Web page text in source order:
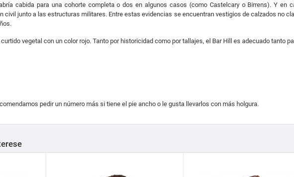
cabida para una cohorte completa o dos en algunos casos (como Castelcary o Birrens). Y en
civil junto a las estructuras militares. Entre estas evidencias se encuentran vestigios de calzados no
curtido vegetal con un color rojo. Tanto por historicidad como por tallajes, el Bar Hill es adecuado tanto
pedir un número más si tiene el pie ancho o le gusta llevarlos con más holgura.